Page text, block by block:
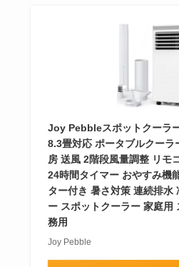
Joy Pebbleスポットクーラ
8.3畳対応 ポータブルクーラ
房 送風 2階段風量調整 リモ
24時間タイマー おやすみ機
ター付き 暑さ対策 連続排水
ー スポットクーラー 家庭用
務用
Joy Pebble